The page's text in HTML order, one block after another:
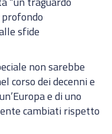
profondo
sfide
non sarebbe
corso dei decenni e
e di uno
cambiati rispetto